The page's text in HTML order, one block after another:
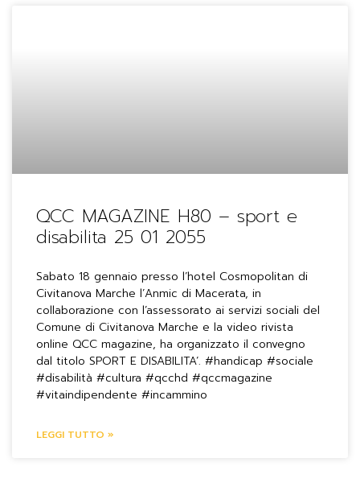
QCC MAGAZINE H80 – sport e
disabilita 25 01 2055
Sabato 18 gennaio presso l’hotel Cosmopolitan di
Civitanova Marche l’Anmic di Macerata, in
collaborazione con l’assessorato ai servizi sociali del
Comune di Civitanova Marche e la video rivista
online QCC magazine, ha organizzato il convegno
dal titolo SPORT E DISABILITA’. #handicap #sociale
#disabilità #cultura #qcchd #qccmagazine
#vitaindipendente #incammino
LEGGI TUTTO »